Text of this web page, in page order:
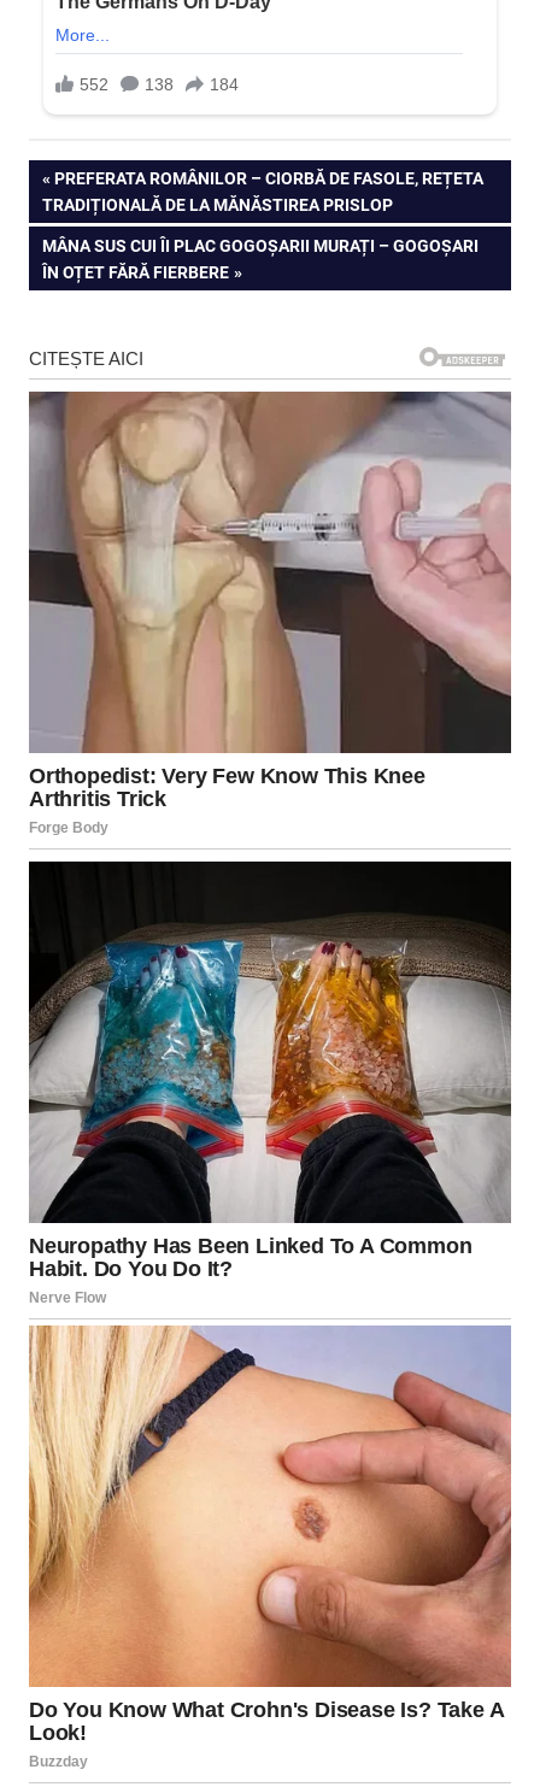
Navigare
în
articole
PREVIOUS
POST:
PREFERATA ROMÂNILOR – CIORBĂ DE FASOLE, REȚETA
TRADIȚIONALĂ DE LA MĂNĂSTIREA PRISLOP
NEXT
POST:
MÂNA SUS CUI ÎI PLAC GOGOȘARII MURAȚI – GOGOȘARI
ÎN OȚET FĂRĂ FIERBERE